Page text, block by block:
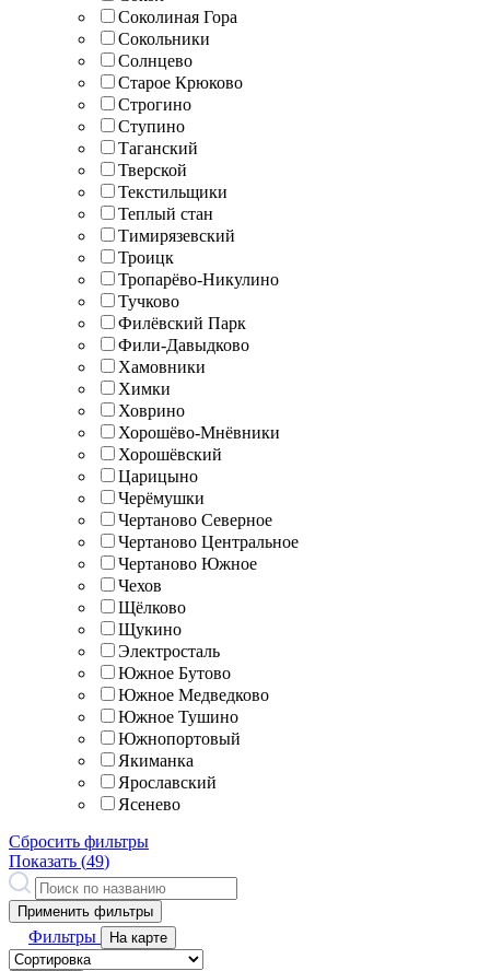
Соколиная Гора
Сокольники
Солнцево
Старое Крюково
Строгино
Ступино
Таганский
Тверской
Текстильщики
Теплый стан
Тимирязевский
Троицк
Тропарёво-Никулино
Тучково
Филёвский Парк
Фили-Давыдково
Хамовники
Химки
Ховрино
Хорошёво-Мнёвники
Хорошёвский
Царицыно
Черёмушки
Чертаново Северное
Чертаново Центральное
Чертаново Южное
Чехов
Щёлково
Щукино
Электросталь
Южное Бутово
Южное Медведково
Южное Тушино
Южнопортовый
Якиманка
Ярославский
Ясенево
Сбросить фильтры
Показать (49)
Применить фильтры
Фильтры На карте